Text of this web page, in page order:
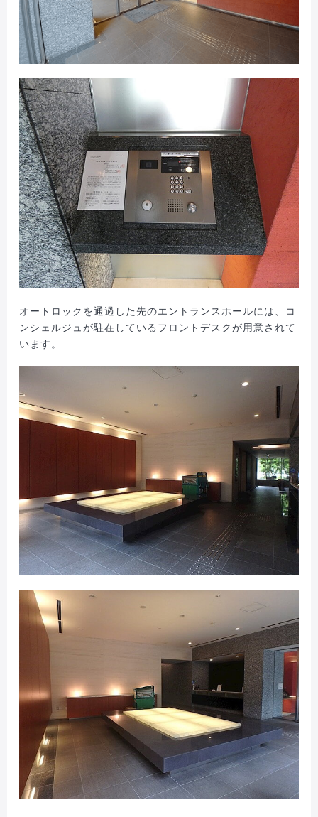
オートロックを通過した先のエントランスホールには、コ
ンシェルジュが駐在しているフロントデスクが用意されて
います。